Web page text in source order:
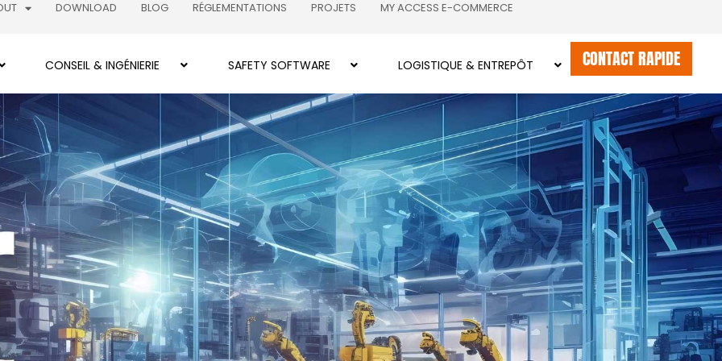
DOWNLOAD BLOG RÉGLEMENTATIONS PROJETS MY ACCESS E-COMMERCE
CONSEIL & INGÉNIERIE SAFETY SOFTWARE LOGISTIQUE & ENTREPÔT CONTACT RAPIDE